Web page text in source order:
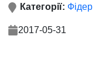
Категорії: Фідер
2017-05-31